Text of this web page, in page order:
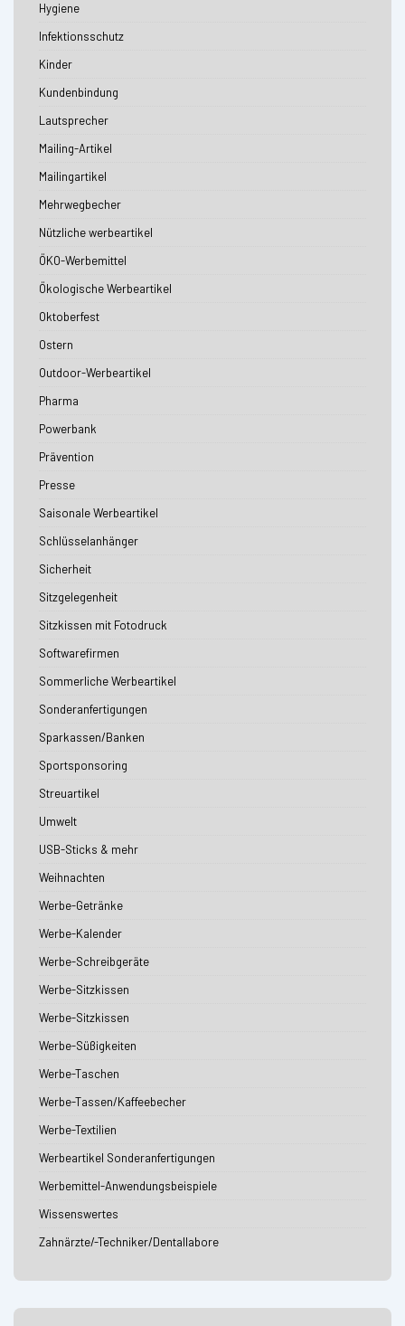
Hygiene
Infektionsschutz
Kinder
Kundenbindung
Lautsprecher
Mailing-Artikel
Mailingartikel
Mehrwegbecher
Nützliche werbeartikel
ÖKO-Werbemittel
Ökologische Werbeartikel
Oktoberfest
Ostern
Outdoor-Werbeartikel
Pharma
Powerbank
Prävention
Presse
Saisonale Werbeartikel
Schlüsselanhänger
Sicherheit
Sitzgelegenheit
Sitzkissen mit Fotodruck
Softwarefirmen
Sommerliche Werbeartikel
Sonderanfertigungen
Sparkassen/Banken
Sportsponsoring
Streuartikel
Umwelt
USB-Sticks & mehr
Weihnachten
Werbe-Getränke
Werbe-Kalender
Werbe-Schreibgeräte
Werbe-Sitzkissen
Werbe-Sitzkissen
Werbe-Süßigkeiten
Werbe-Taschen
Werbe-Tassen/Kaffeebecher
Werbe-Textilien
Werbeartikel Sonderanfertigungen
Werbemittel-Anwendungsbeispiele
Wissenswertes
Zahnärzte/-Techniker/Dentallabore